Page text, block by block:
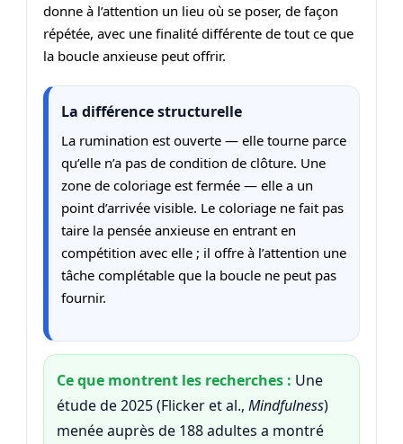
donne à l’attention un lieu où se poser, de façon
répétée, avec une finalité différente de tout ce que
la boucle anxieuse peut offrir.
La différence structurelle
La rumination est ouverte — elle tourne parce
qu’elle n’a pas de condition de clôture. Une
zone de coloriage est fermée — elle a un
point d’arrivée visible. Le coloriage ne fait pas
taire la pensée anxieuse en entrant en
compétition avec elle ; il offre à l’attention une
tâche complétable que la boucle ne peut pas
fournir.
Ce que montrent les recherches : Une
étude de 2025 (Flicker et al., Mindfulness)
menée auprès de 188 adultes a montré